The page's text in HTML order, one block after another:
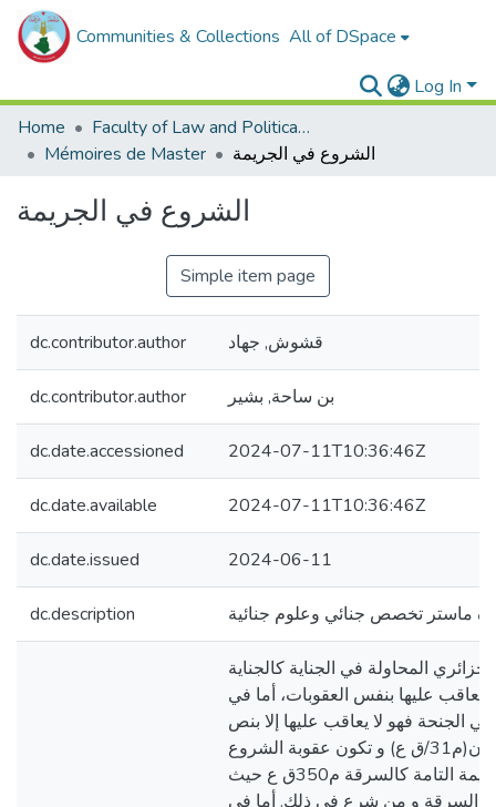
Communities & Collections All of DSpace
Log In
Home
Faculty of Law and Political Sciences _
Mémoires de Master
الشروع في الجريمة
الشروع في الجريمة
Simple item page
dc.contributor.author قشوش, جهاد
dc.contributor.author بن ساحة, بشير
dc.date.accessioned 2024-07-11T10:36:46Z
dc.date.available 2024-07-11T10:36:46Z
dc.date.issued 2024-06-11
dc.description ماستر تخصص جنائي وعلوم جنائية
المحاولة في الجناية كالجناية
يعاقب عليها بنفس العقوبات، أما في
في الجنحة فهو لا يعاقب عليها إلا بنص
صريح في القانون(م31/ق ع) و تكون عقوبة الشروع
مثل عقوبة الجريمة التامة كالسرقة م350ق ع حيث
السرقة و من شرع في ذلك. أما في